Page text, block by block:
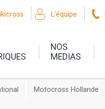
L'équipe
NOS
MEDIAS
Motocross Hollande